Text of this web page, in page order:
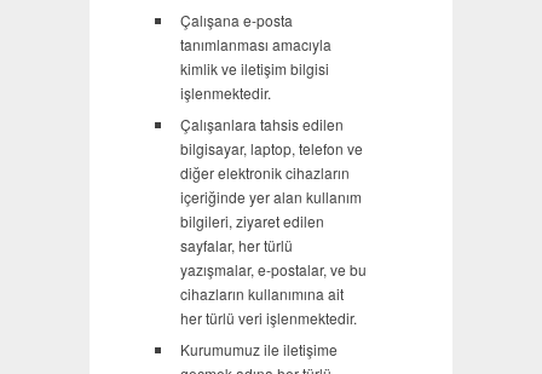
Çalışana e-posta
tanımlanması amacıyla
kimlik ve iletişim bilgisi
işlenmektedir.
Çalışanlara tahsis edilen
bilgisayar, laptop, telefon ve
diğer elektronik cihazların
içeriğinde yer alan kullanım
bilgileri, ziyaret edilen
sayfalar, her türlü
yazışmalar, e-postalar, ve bu
cihazların kullanımına ait
her türlü veri işlenmektedir.
Kurumumuz ile iletişime